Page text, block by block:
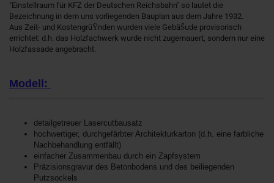
"Einstellraum für KFZ der Deutschen Reichsbahn" so lautet die
Bezeichnung in dem uns vorliegenden Bauplan aus dem Jahre 1932.
Aus Zeit- und KostengrüŸnden wurden viele GebäŠude provisorisch
errichtet: d.h. das Holzfachwerk wurde nicht zugemauert, sondern nur eine
Holzfassade angebracht.
Modell:
detailgetreuer Lasercutbausatz
hochwertiger, durchgefärbter Architekturkarton (d.h. eine farbliche
Nachbehandlung entfällt)
einfacher Zusammenbau durch ein Zapfsystem
Präzisionsgravur des Betonbodens und des beiliegenden
Putzsockels